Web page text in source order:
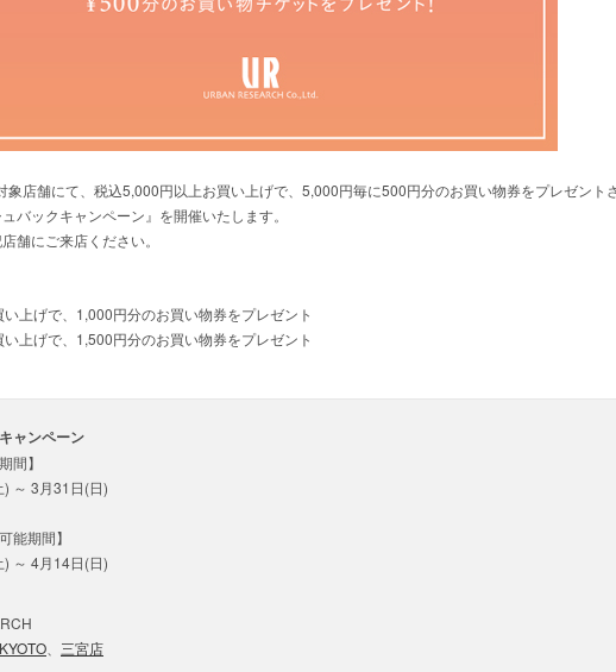
象店舗にて、税込5,000円以上お買い上げで、5,000円毎に500円分のお買い物券をプレゼント
バックキャンペーン』を開催いたします。
舗にご来店ください。
上げで、1,000円分のお買い物券をプレゼント
上げで、1,500円分のお買い物券をプレゼント
ャンペーン
間】
～ 3月31日(日)
能期間】
～ 4月14日(日)
KYOTO
三宮店